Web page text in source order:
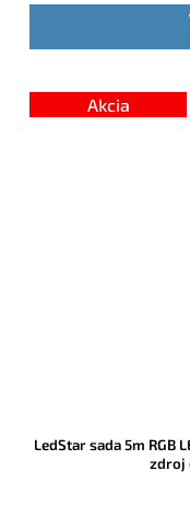
Akcia
LedStar sada 5m RGB
zdroj